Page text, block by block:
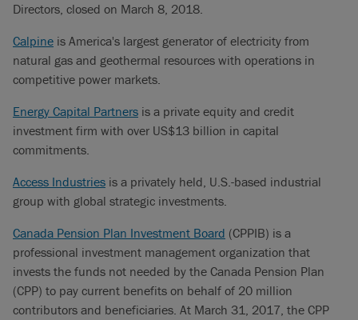
Directors, closed on March 8, 2018.
Calpine is America's largest generator of electricity from
natural gas and geothermal resources with operations in
competitive power markets.
Energy Capital Partners is a private equity and credit
investment firm with over US$13 billion in capital
commitments.
Access Industries is a privately held, U.S.-based industrial
group with global strategic investments.
Canada Pension Plan Investment Board (CPPIB) is a
professional investment management organization that
invests the funds not needed by the Canada Pension Plan
(CPP) to pay current benefits on behalf of 20 million
contributors and beneficiaries. At March 31, 2017, the CPP